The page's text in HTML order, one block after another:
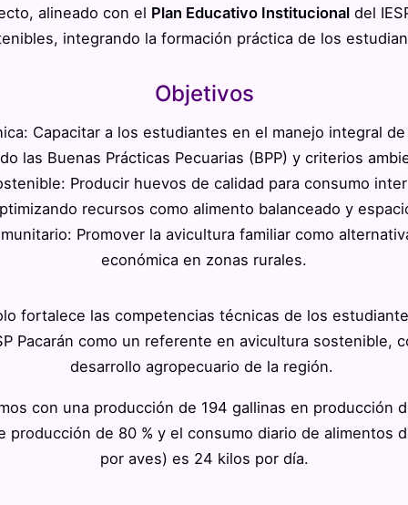
alineado con el Plan Educativo Institucionaldel IES
integrando la formación práctica de los
Objetivos
Capacitar a los estudiantes en el manejo integral
las Buenas Prácticas Pecuarias (BPP) y criterios
Producir huevos de calidad para consumo
recursos como alimento balanceado y
Promover la avicultura familiar como
económica en zonas rurales.
fortalece las competencias técnicas de los
Pacarán como un referente en avicultura sostenible,
desarrollo agropecuario de la región.
con una producción de 194 gallinas en producción
producción de 80 % y el consumo diario de alimentos
por aves) es 24 kilos por día.